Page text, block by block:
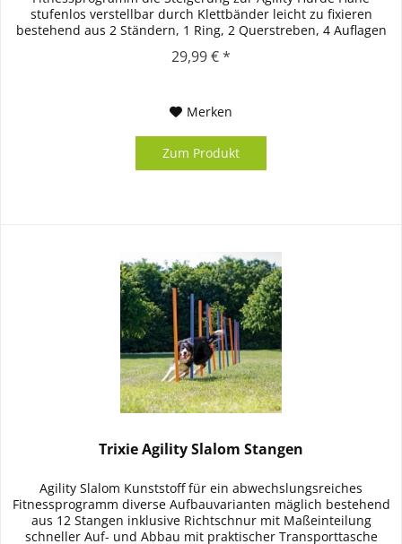
stufenlos verstellbar durch Klettbänder leicht zu fixieren
bestehend aus 2 Ständern, 1 Ring, 2 Querstreben, 4 Auflagen
29,99 € *
Merken
Zum Produkt
Trixie Agility Slalom Stangen
Agility Slalom Kunststoff für ein abwechslungsreiches
Fitnessprogramm diverse Aufbauvarianten mäglich bestehend
aus 12 Stangen inklusive Richtschnur mit Maßeinteilung
schneller Auf- und Abbau mit praktischer Transporttasche